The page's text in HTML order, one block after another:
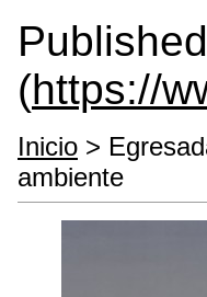
(https://
Inicio >
ambiente